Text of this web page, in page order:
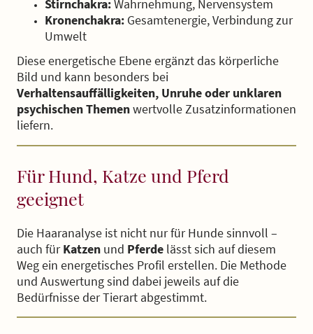
Stirnchakra:Wahrnehmung, Nervensystem
Kronenchakra: Gesamtenergie, Verbindung zur
Umwelt
Diese energetische Ebene ergänzt das körperliche
Bild und kann besonders bei
Verhaltensauffälligkeiten, Unruhe oder unklaren
psychischen Themenwertvolle Zusatzinformationen
liefern.
Für Hund, Katze und Pferd
geeignet
Die Haaranalyse ist nicht nur für Hunde sinnvoll –
auch fürKatzen und Pferde lässt sich auf diesem
Weg ein energetisches Profil erstellen. Die Methode
und Auswertung sind dabei jeweils auf die
Bedürfnisse der Tierart abgestimmt.